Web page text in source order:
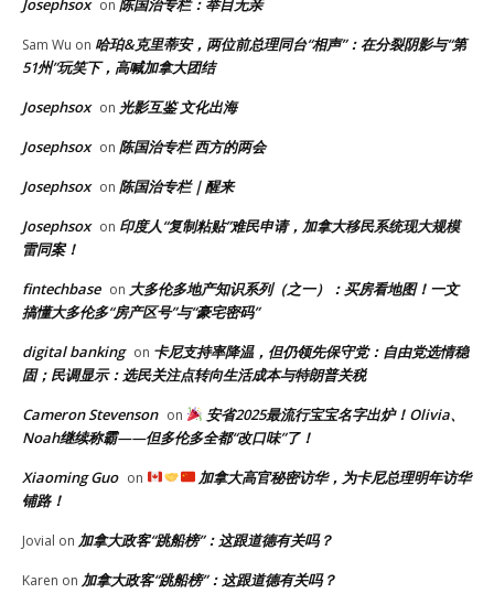
Josephsox on 陈国治专栏：举目无亲
Sam Wu on 哈珀&克里蒂安，两位前总理同台“相声”：在分裂阴影与“第
51州”玩笑下，高喊加拿大团结
Josephsox on 光影互鉴 文化出海
Josephsox on 陈国治专栏 西方的两会
Josephsox on 陈国治专栏｜醒来
Josephsox on 印度人“复制粘贴”难民申请，加拿大移民系统现大规模
雷同案！
fintechbase on 大多伦多地产知识系列（之一）：买房看地图！一文
搞懂大多伦多“房产区号”与“豪宅密码”
digital banking on 卡尼支持率降温，但仍领先保守党：自由党选情稳
固；民调显示：选民关注点转向生活成本与特朗普关税
Cameron Stevenson on
安省2025最流行宝宝名字出炉！Olivia、
Noah继续称霸——但多伦多全都“改口味”了！
Xiaoming Guo on
加拿大高官秘密访华，为卡尼总理明年访华
铺路！
Jovial on 加拿大政客“跳船榜”：这跟道德有关吗？
Karen on 加拿大政客“跳船榜”：这跟道德有关吗？